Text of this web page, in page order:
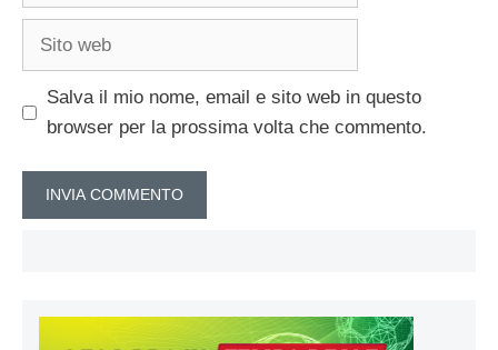
Sito
Salva il mio nome, email e sito web in questo
browser per la prossima volta che commento.